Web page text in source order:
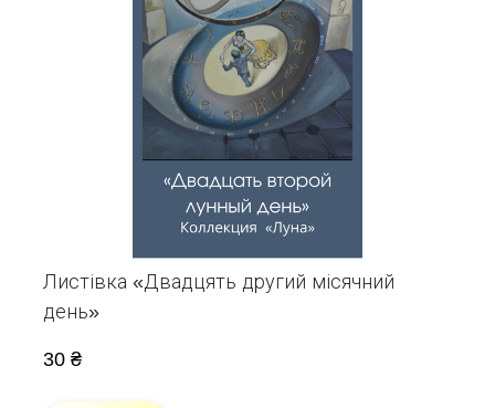
Листівка «Двадцять другий місячний
день»
30 ₴